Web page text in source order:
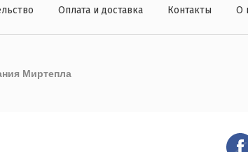
Оплата и доставка Контакты О
Миртепла